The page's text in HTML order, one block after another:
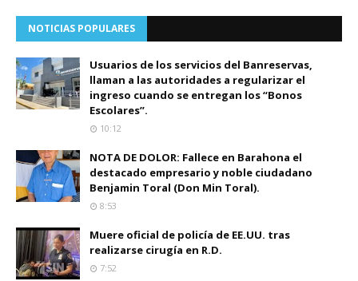
NOTICIAS POPULARES
Usuarios de los servicios del Banreservas,
llaman a las autoridades a regularizar el
ingreso cuando se entregan los “Bonos
Escolares”.
10:12
NOTA DE DOLOR: Fallece en Barahona el
destacado empresario y noble ciudadano
Benjamin Toral (Don Min Toral).
8:53
Muere oficial de policía de EE.UU. tras
realizarse cirugía en R.D.
7:52